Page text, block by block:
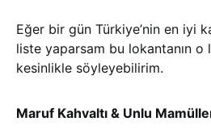
Eğer bir gün Türkiye’nin en iyi
liste yaparsam bu lokantanın o
kesinlikle söyleyebilirim.
Maruf Kahvaltı & Unlu